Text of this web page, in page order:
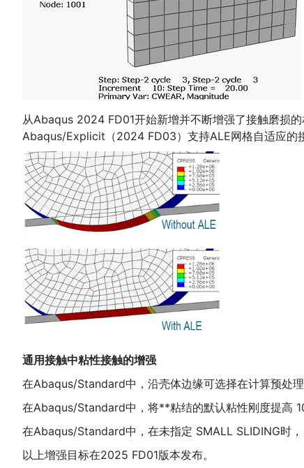
从Abaqus 2024 FD01开始新增并不断增强了接触磨损
Abaqus/Explicit（2024 FD03）支持ALE网格自适应的
通用接触中粘性接触的增强
在Abaqus/Standard中，沿壳体边缘可选择在计算预处
在Abaqus/Standard中，将**粘结的默认粘性刚度提高
在Abaqus/Standard中，在未指定 SMALL SLIDING时
以上增强目标在2025 FD01版本发布。